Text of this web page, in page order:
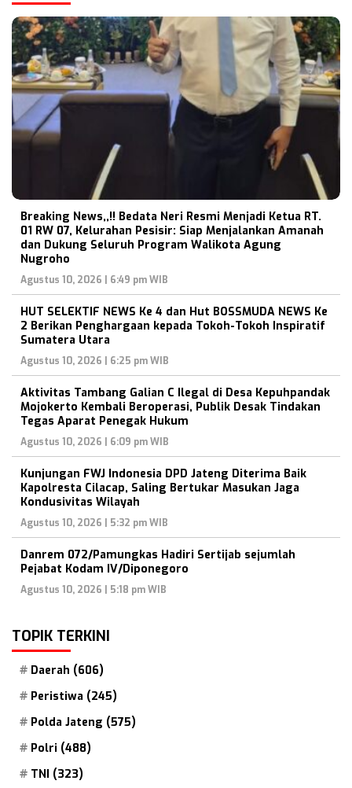
Breaking News,,!! Bedata Neri Resmi Menjadi Ketua RT.
01 RW 07, Kelurahan Pesisir: Siap Menjalankan Amanah
dan Dukung Seluruh Program Walikota Agung
Nugroho
Agustus 10, 2026 | 6:49 pm WIB
HUT SELEKTIF NEWS Ke 4 dan Hut BOSSMUDA NEWS Ke
2 Berikan Penghargaan kepada Tokoh-Tokoh Inspiratif
Sumatera Utara
Agustus 10, 2026 | 6:25 pm WIB
Aktivitas Tambang Galian C Ilegal di Desa Kepuhpandak
Mojokerto Kembali Beroperasi, Publik Desak Tindakan
Tegas Aparat Penegak Hukum
Agustus 10, 2026 | 6:09 pm WIB
Kunjungan FWJ Indonesia DPD Jateng Diterima Baik
Kapolresta Cilacap, Saling Bertukar Masukan Jaga
Kondusivitas Wilayah
Agustus 10, 2026 | 5:32 pm WIB
Danrem 072/Pamungkas Hadiri Sertijab sejumlah
Pejabat Kodam IV/Diponegoro
Agustus 10, 2026 | 5:18 pm WIB
TOPIK TERKINI
Daerah (606)
Peristiwa (245)
Polda Jateng (575)
Polri (488)
TNI (323)